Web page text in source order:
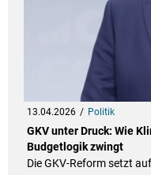
13.04.2026 Politik
GKV unter Druck: Wie
Budgetlogik zwingt
Die GKV-Reform setzt